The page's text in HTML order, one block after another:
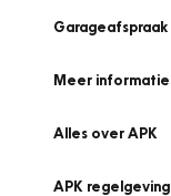
Garageafspraak
Meer informatie
Alles over APK
APK regelgeving